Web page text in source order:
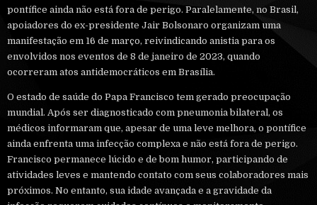
pontífice ainda não está fora de perigo. Paralelamente, no Brasil,
apoiadores do ex-presidente Jair Bolsonaro organizam uma
manifestação em 16 de março, reivindicando anistia para os
envolvidos nos eventos de 8 de janeiro de 2023, quando
ocorreram atos antidemocráticos em Brasília.
O estado de saúde do Papa Francisco tem gerado preocupação
mundial. Após ser diagnosticado com pneumonia bilateral, os
médicos informaram que, apesar de uma leve melhora, o pontífice
ainda enfrenta uma infecção complexa e não está fora de perigo.
Francisco permanece lúcido e de bom humor, participando de
atividades leves e mantendo contato com seus colaboradores mais
próximos. No entanto, sua idade avançada e a gravidade da